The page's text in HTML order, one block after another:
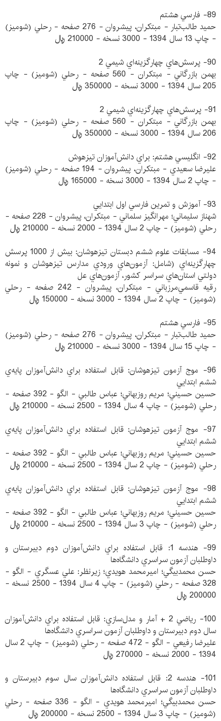
89- فارسي هشتم
حميد طالب‌تبار - مبتكران، پيشروان - 276 صفحه - رحلي (شوميز)
- چاپ 13 سال 1394 - 3000 نسخه - 210000 ريال
90- پرسش‌هاي چهارگزينه‌اي شيمي 2
بهمن بازرگاني - مبتكران - 560 صفحه - رحلي (شوميز) - چاپ
205 سال 1394 - 3000 نسخه - 350000 ريال
91- پرسش‌هاي چهارگزينه‌اي شيمي 2
بهمن بازرگاني - مبتكران - 560 صفحه - رحلي (شوميز) - چاپ
206 سال 1394 - 3000 نسخه - 350000 ريال
92- انگليسي هشتم: براي دانش‌آموزان تيزهوش
عليرضا سعيدي - مبتكران، پيشروان - 194 صفحه - رحلي (شوميز)
- چاپ 2 سال 1394 - 3000 نسخه - 165000 ريال
93- آموزش و تمرين فارسي اول ابتدايي
شهناز سليماني؛ مهرانگيز سلماني - مبتكران، پيشروان - 228 صفحه -
رحلي (شوميز) - چاپ 2 سال 1394 - 2000 نسخه - 210000 ريال
94- مسابقات علوم ششم دبستان تيزهوشان: بيش از 1000 پرسش
چهارگزينه‌اي (شامل: آزمون‌هاي ورودي مدارس تيزهوشان و نمونه
دولتي استان‌هاي سراسر كشور، آزمون‌هاي عل
رقيه قاسمي‌مرزباني - مبتكران، پيشروان - 242 صفحه - رحلي
(شوميز) - چاپ 2 سال 1394 - 3000 نسخه - 150000 ريال
95- فارسي هشتم
حميد طالب‌تبار - مبتكران، پيشروان - 276 صفحه - رحلي (شوميز)
- چاپ 15 سال 1394 - 3000 نسخه - 210000 ريال
96- موج آزمون تيزهوشان: قابل استفاده براي دانش‌آموزان پايه‌ي
ششم ابتدايي
حسين حسيني؛ مريم روزبهاني؛ عباس طالبي - الگو - 392 صفحه -
رحلي (شوميز) - چاپ 4 سال 1394 - 2500 نسخه - 210000 ريال
97- موج آزمون تيزهوشان: قابل استفاده براي دانش‌آموزان پايه‌ي
ششم ابتدايي
حسين حسيني؛ مريم روزبهاني؛ عباس طالبي - الگو - 392 صفحه -
رحلي (شوميز) - چاپ 2 سال 1394 - 2500 نسخه - 210000 ريال
98- موج آزمون تيزهوشان: قابل استفاده براي دانش‌آموزان پايه‌ي
ششم ابتدايي
حسين حسيني؛ مريم روزبهاني؛ عباس طالبي - الگو - 392 صفحه -
رحلي (شوميز) - چاپ 3 سال 1394 - 2500 نسخه - 210000 ريال
99- هندسه 1: قابل استفاده براي دانش‌آموزان دوم دبيرستان و
داوطلبان آزمون سراسري دانشگاه‌ها
حسن محمدبيگي؛ اميرمحمد هويدي؛ زيرنظر: علي عسگري - الگو -
328 صفحه - رحلي (شوميز) - چاپ 4 سال 1394 - 2500 نسخه -
200000 ريال
100- رياضي 2 + آمار و مدل‌سازي: قابل استفاده براي دانش‌آموزان
سال دوم دبيرستان و داوطلبان آزمون سراسري دانشگاه‌ها
عليرضا رفيعي - الگو - 472 صفحه - رحلي (شوميز) - چاپ 2 سال
1394 - 2000 نسخه - 270000 ريال
101- هندسه 2: قابل استفاده دانش‌آموزان سال سوم دبيرستان و
داوطلبان آزمون سراسري دانشگاه‌ها
حسن محمدبيگي؛ اميرمحمد هويدي - الگو - 336 صفحه - رحلي
(شوميز) - چاپ 3 سال 1394 - 2500 نسخه - 200000 ريال